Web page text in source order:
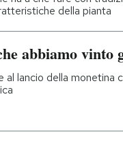
della pianta
abbiamo vinto
al lancio della monetina